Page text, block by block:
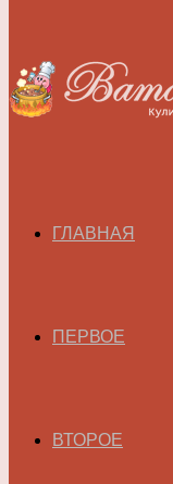
ГЛАВНАЯ
ПЕРВОЕ
ВТОРОЕ